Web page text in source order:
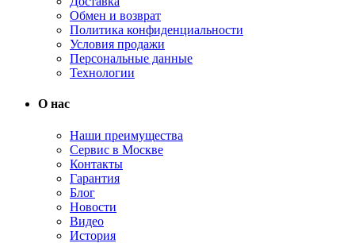
Обмен и возврат
Политика конфиденциальности
Условия продажи
Персональные данные
Технологии
О нас
Наши преимущества
Сервис в Москве
Контакты
Гарантия
Блог
Новости
Видео
История